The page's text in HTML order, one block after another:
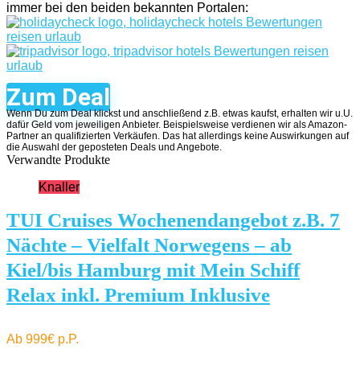
immer bei den beiden bekannten Portalen:
Zum Deal
Wenn Du zum Deal klickst und anschließend z.B. etwas kaufst, erhalten wir u.U.
dafür Geld vom jeweiligen Anbieter. Beispielsweise verdienen wir als Amazon-
Partner an qualifizierten Verkäufen. Das hat allerdings keine Auswirkungen auf
die Auswahl der geposteten Deals und Angebote.
Verwandte Produkte
Knaller
TUI Cruises Wochenendangebot z.B. 7
Nächte – Vielfalt Norwegens – ab
Kiel/bis Hamburg mit Mein Schiff
Relax inkl. Premium Inklusive
Ab 999€ p.P.